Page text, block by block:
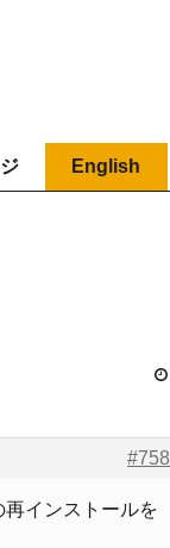
English
#758
インストールを